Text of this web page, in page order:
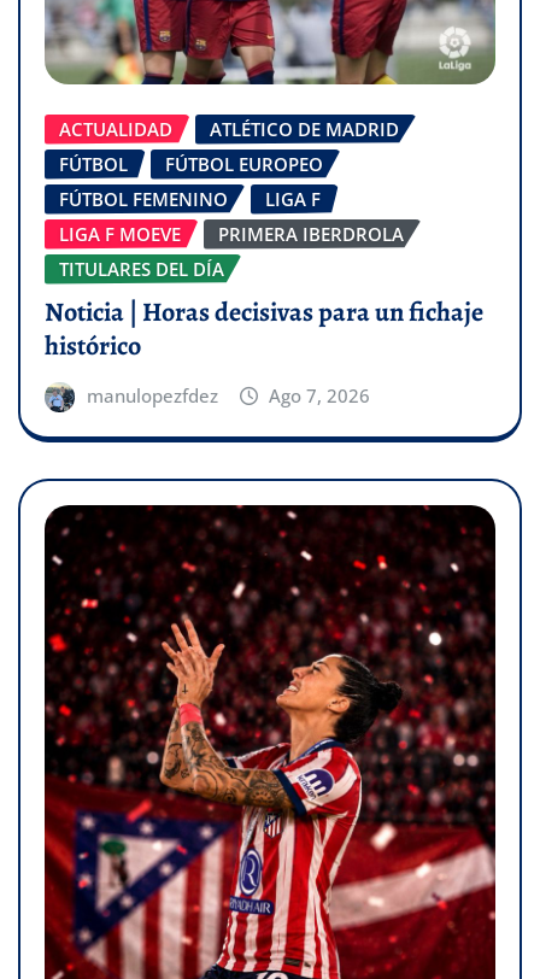
ACTUALIDAD
ATLÉTICO DE MADRID
FÚTBOL
FÚTBOL EUROPEO
FÚTBOL FEMENINO
LIGA F
LIGA F MOEVE
PRIMERA IBERDROLA
TITULARES DEL DÍA
Noticia | Horas decisivas para un fichaje
histórico
manulopezfdez Ago 7, 2026